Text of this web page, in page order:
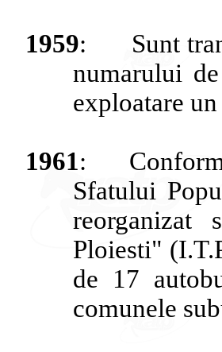
1959: Sunt
numarului
exploatare un
1961:
Sfatului
reorganizat
Ploiesti"
de 17
comunele